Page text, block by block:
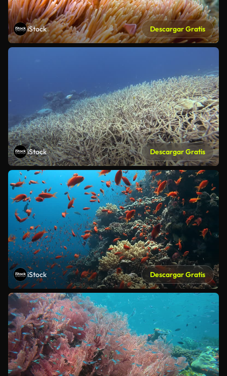
iStock Descargar Gratis
iStock Descargar Gratis
iStock Descargar Gratis